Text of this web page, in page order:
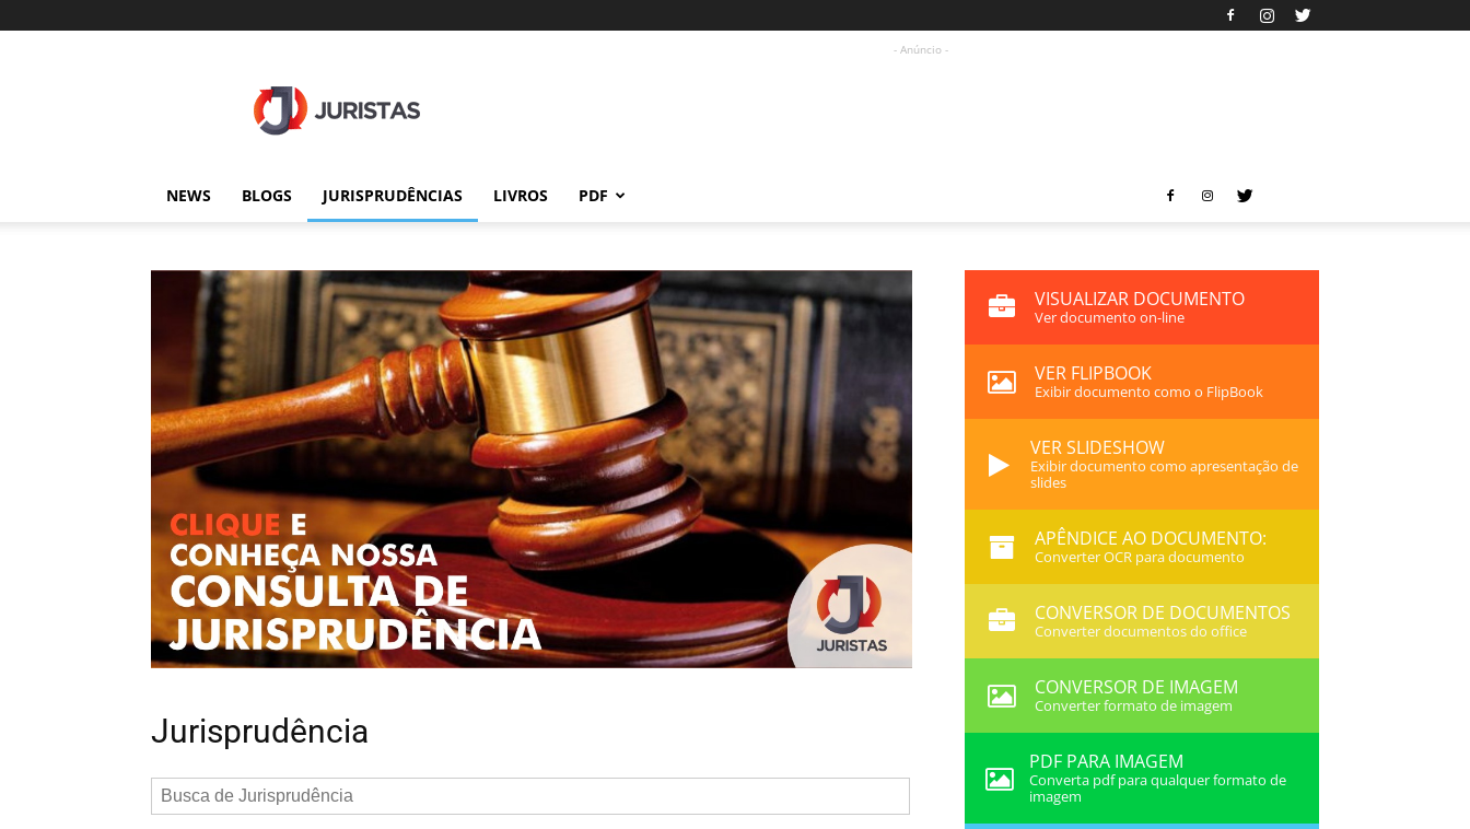
- Anúncio -
NEWS BLOGS JURISPRUDÊNCIAS LIVROS PDF
Jurisprudência
VISUALIZAR DOCUMENTO
Ver documento on-line
VER FLIPBOOK
Exibir documento como o FlipBook
VER SLIDESHOW
Exibir documento como apresentação de
slides
APÊNDICE AO DOCUMENTO:
Converter OCR para documento
CONVERSOR DE DOCUMENTOS
Converter documentos do office
CONVERSOR DE IMAGEM
Converter formato de imagem
PDF PARA IMAGEM
Converta pdf para qualquer formato de
imagem